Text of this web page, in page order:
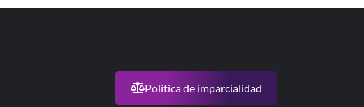
Política de imparcialidad